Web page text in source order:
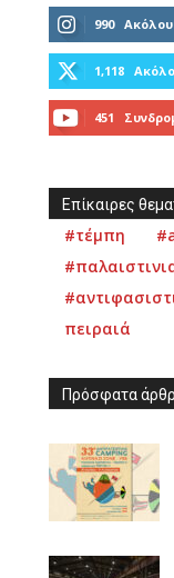
990
1,118
451
Επίκαιρες
#τέμπη
πειραιά
Πρόσφατα